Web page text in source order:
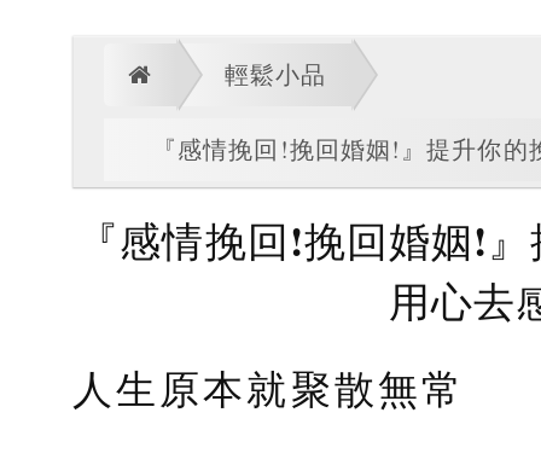
輕鬆小品
『感情挽回!挽回婚姻!』提升你
『感情挽回!挽回婚姻!
用心去
人生原本就聚散無常